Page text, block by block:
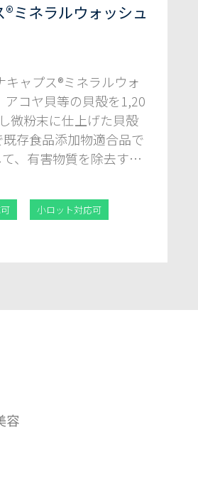
ミネラルウォッシュ
キャプス®ミネラルウォ
アコヤ貝等の貝殻を1,20
微粉末に仕上げた貝殻
存食品添加物適合品で
、有害物質を除去する
役割も果たします。
小ロット対応可
容